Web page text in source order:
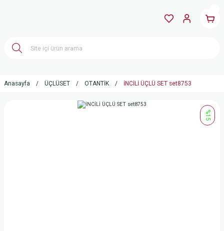
Anasayfa ÜÇLÜSET OTANTİK İNCİLİ ÜÇLÜ SET set8753
%15